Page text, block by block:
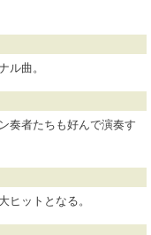
ル曲。
奏者たちも好んで演奏す
ヒットとなる。